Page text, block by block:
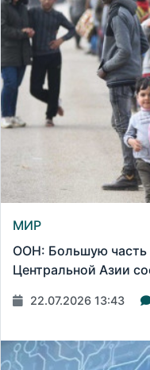
МИР
ООН: Большую часть
Центральной Азии
22.07.2026 13:43